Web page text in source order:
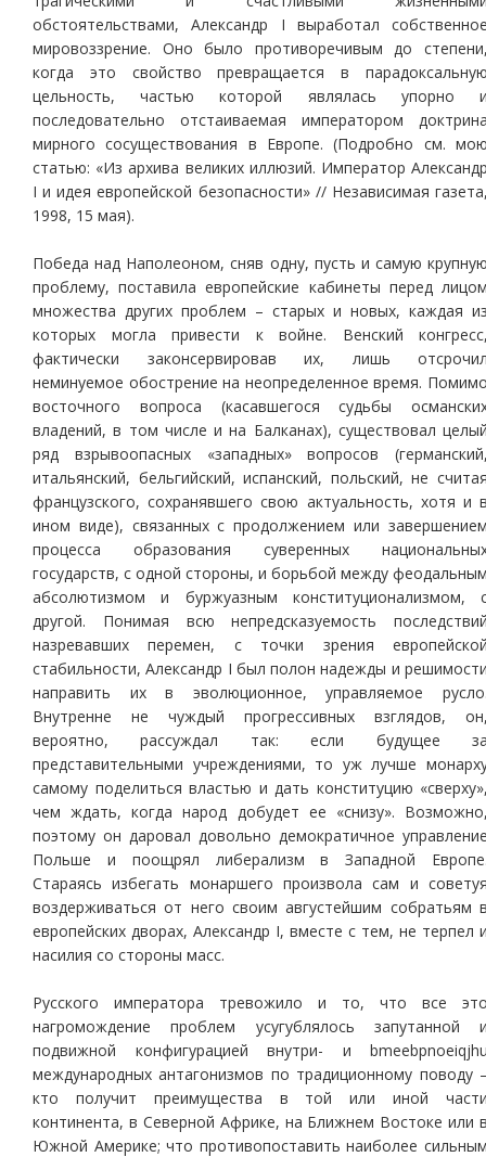
обстоятельствами, Александр I выработал
мировоззрение. Оно было противоречивым до
когда это свойство превращается в
цельность, частью которой являлась упорно
последовательно отстаиваемая императором
мирного сосуществования в Европе. (Подробно см.
статью: «Из архива великих иллюзий. Император
I и идея европейской безопасности» // Независимая
1998, 15 мая).
Победа над Наполеоном, сняв одну, пусть и самую
проблему, поставила европейские кабинеты перед
множества других проблем – старых и новых, каждая
которых могла привести к войне. Венский
фактически законсервировав их, лишь
неминуемое обострение на неопределенное время.
восточного вопроса (касавшегося судьбы
владений, в том числе и на Балканах), существовал
ряд взрывоопасных «западных» вопросов
итальянский, бельгийский, испанский, польский, не
французского, сохранявшего свою актуальность, хотя и
ином виде), связанных с продолжением или
процесса образования суверенных
государств, с одной стороны, и борьбой между
абсолютизмом и буржуазным конституционализмом,
другой. Понимая всю непредсказуемость
назревавших перемен, с точки зрения
стабильности, Александр I был полон надежды и
направить их в эволюционное, управляемое
Внутренне не чуждый прогрессивных взглядов,
вероятно, рассуждал так: если будущее
представительными учреждениями, то уж лучше
самому поделиться властью и дать конституцию
чем ждать, когда народ добудет ее «снизу».
поэтому он даровал довольно демократичное
Польше и поощрял либерализм в Западной
Стараясь избегать монаршего произвола сам и
воздерживаться от него своим августейшим собратьям
европейских дворах, Александр I, вместе с тем, не терпел
насилия со стороны масс.
Русского императора тревожило и то, что все
нагромождение проблем усугублялось запутанной
подвижной конфигурацией внутри- и
международных антагонизмов по традиционному поводу
кто получит преимущества в той или иной
континента, в Северной Африке, на Ближнем Востоке или
Южной Америке; что противопоставить наиболее